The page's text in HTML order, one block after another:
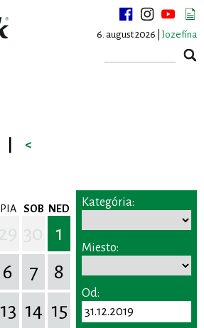
6. august 2026 | Jozefína
<
PIA SOB NED
1
6 7
8
13 14 15
Kategória:
Miesto:
Od: